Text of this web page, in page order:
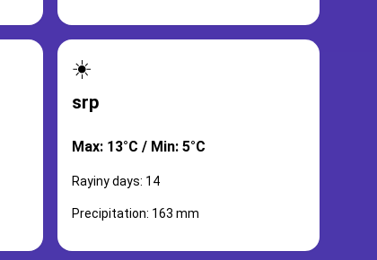
☀️
srp
Max: 13°C / Min: 5°C
Rayiny days: 14
Precipitation: 163 mm